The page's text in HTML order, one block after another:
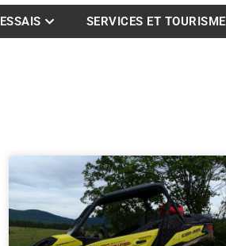
ESSAIS SERVICES ET TOURISME